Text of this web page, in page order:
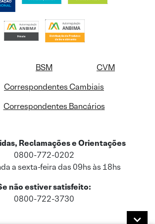
BSM
CVM
Correspondentes Cambiais
Correspondentes Bancários
Reclamações e Orientações
0800-772-0202
a sexta-feira das 09hs às 18hs
não estiver satisfeito:
0800-722-3730